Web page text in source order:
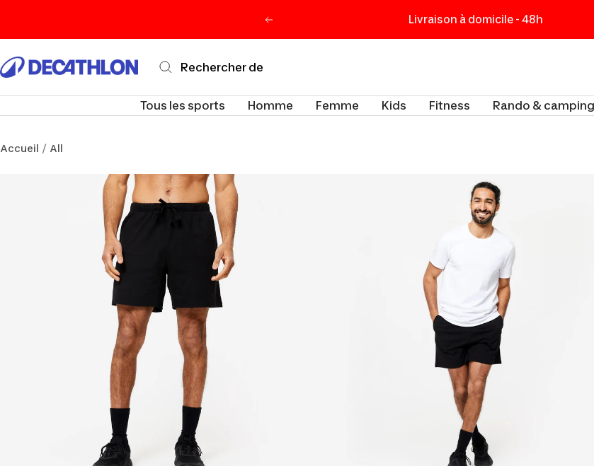
Précédent Livraison à domicile - 48h
Decathlon
Tous les sports Homme Femme Kids Fitness Rando & camping
Accueil All